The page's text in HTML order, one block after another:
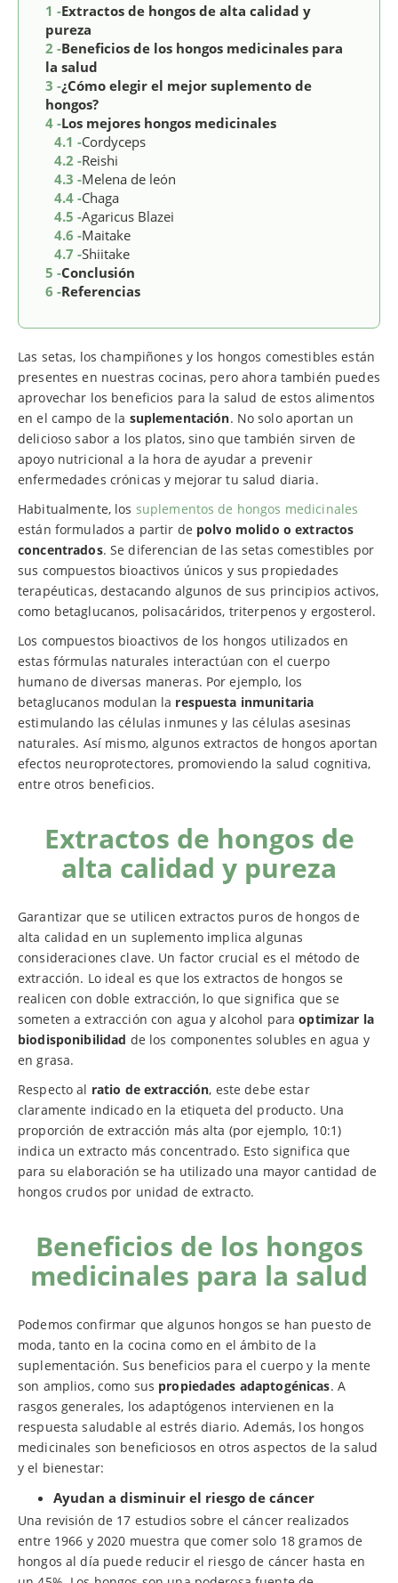
1 -Extractos de hongos de alta calidad y
pureza
2 -Beneficios de los hongos medicinales para
la salud
3 -¿Cómo elegir el mejor suplemento de
hongos?
4 -Los mejores hongos medicinales
4.1 -Cordyceps
4.2 -Reishi
4.3 -Melena de león
4.4 -Chaga
4.5 -Agaricus Blazei
4.6 -Maitake
4.7 -Shiitake
5 -Conclusión
6 -Referencias
Las setas, los champiñones y los hongos comestibles están
presentes en nuestras cocinas, pero ahora también puedes
aprovechar los beneficios para la salud de estos alimentos
en el campo de la suplementación. No solo aportan un
delicioso sabor a los platos, sino que también sirven de
apoyo nutricional a la hora de ayudar a prevenir
enfermedades crónicas y mejorar tu salud diaria.
Habitualmente, los suplementos de hongos medicinales
están formulados a partir de polvo molido o extractos
concentrados. Se diferencian de las setas comestibles por
sus compuestos bioactivos únicos y sus propiedades
terapéuticas, destacando algunos de sus principios activos,
como betaglucanos, polisacáridos, triterpenos y ergosterol.
Los compuestos bioactivos de los hongos utilizados en
estas fórmulas naturales interactúan con el cuerpo
humano de diversas maneras. Por ejemplo, los
betaglucanos modulan la respuesta inmunitaria
estimulando las células inmunes y las células asesinas
naturales. Así mismo, algunos extractos de hongos aportan
efectos neuroprotectores, promoviendo la salud cognitiva,
entre otros beneficios.
Extractos de hongos de
alta calidad y pureza
Garantizar que se utilicen extractos puros de hongos de
alta calidad en un suplemento implica algunas
consideraciones clave. Un factor crucial es el método de
extracción. Lo ideal es que los extractos de hongos se
realicen con doble extracción, lo que significa que se
someten a extracción con agua y alcohol paraoptimizar la
biodisponibilidad de los componentes solubles en agua y
en grasa.
Respecto al ratio de extracción, este debe estar
claramente indicado en la etiqueta del producto. Una
proporción de extracción más alta (por ejemplo, 10:1)
indica un extracto más concentrado. Esto significa que
para su elaboración se ha utilizado una mayor cantidad de
hongos crudos por unidad de extracto.
Beneficios de los hongos
medicinales para la salud
Podemos confirmar que algunos hongos se han puesto de
moda, tanto en la cocina como en el ámbito de la
suplementación. Sus beneficios para el cuerpo y la mente
son amplios, como sus propiedades adaptogénicas. A
rasgos generales, los adaptógenos intervienen en la
respuesta saludable al estrés diario. Además, los hongos
medicinales son beneficiosos en otros aspectos de la salud
y el bienestar:
Ayudan a disminuir el riesgo de cáncer
Una revisión de 17 estudios sobre el cáncer realizados
entre 1966 y 2020 muestra que comer solo 18 gramos de
hongos al día puede reducir el riesgo de cáncer hasta en